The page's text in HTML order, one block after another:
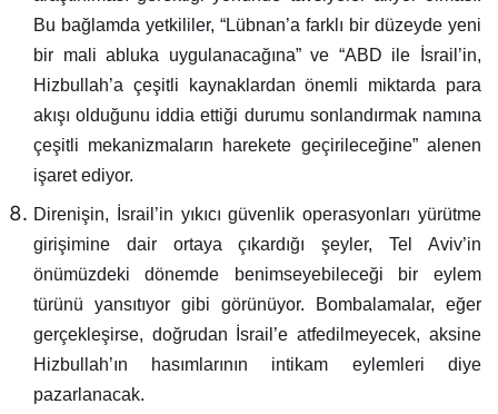
Bu bağlamda yetkililer, “Lübnan’a farklı bir düzeyde yeni
bir mali abluka uygulanacağına” ve “ABD ile İsrail’in,
Hizbullah’a çeşitli kaynaklardan önemli miktarda para
akışı olduğunu iddia ettiği durumu sonlandırmak namına
çeşitli mekanizmaların harekete geçirileceğine” alenen
işaret ediyor.
Direnişin, İsrail’in yıkıcı güvenlik operasyonları yürütme
girişimine dair ortaya çıkardığı şeyler, Tel Aviv’in
önümüzdeki dönemde benimseyebileceği bir eylem
türünü yansıtıyor gibi görünüyor. Bombalamalar, eğer
gerçekleşirse, doğrudan İsrail’e atfedilmeyecek, aksine
Hizbullah’ın hasımlarının intikam eylemleri diye
pazarlanacak.